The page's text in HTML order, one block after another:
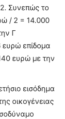
Συνεπώς το
/ 2 = 14.000
Γ
ευρώ επίδομα
ευρώ με την
εισόδημα
οικογένειας